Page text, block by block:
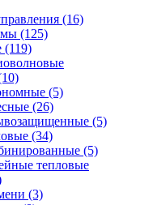
(16)
(125)
(119)
(5)
(26)
(5)
(34)
(5)
тепловые
(3)